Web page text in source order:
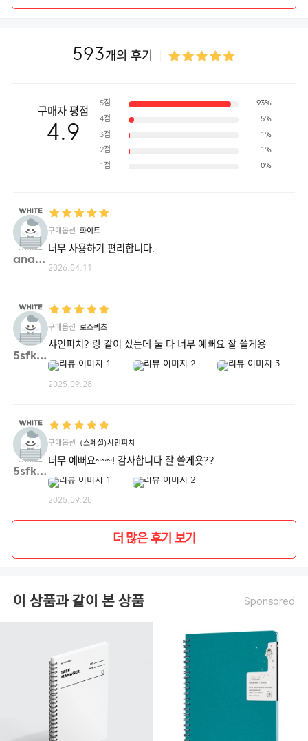
593개의 후기
구매자 평점
4.9
5점 93%
4점 5%
3점 1%
2점 1%
1점 0%
analo**
구매옵션 화이트
너무 사용하기 편리합니다.
2026.04.11
5sfk6**
구매옵션 로즈쿼츠
샤인피치? 랑 같이 샀는데 둘 다 너무 예뻐요 잘 쓸게용
2025.09.28
5sfk6**
구매옵션 (스페셜)샤인피치
너무 예뻐요~~~! 감사합니다 잘 쓸게욧??
2025.09.28
더 많은 후기 보기
이 상품과 같이 본 상품 Sponsored